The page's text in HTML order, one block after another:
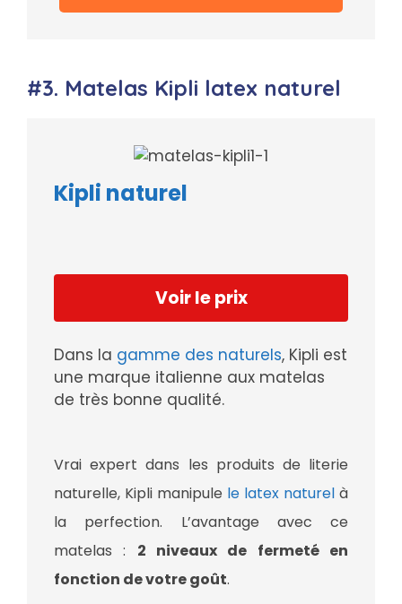
#3. Matelas Kipli latex naturel
Kipli naturel
Voir le prix
Dans la gamme des naturels, Kipli est
une marque italienne aux matelas
de très bonne qualité.
Vrai expert dans les produits de literie
naturelle, Kipli manipule le latex naturel à
la perfection. L’avantage avec ce
matelas : 2 niveaux de fermeté en
fonction de votre goût.